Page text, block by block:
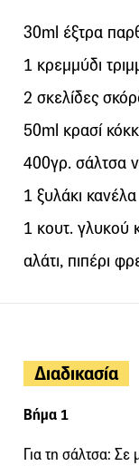
30ml έξτρα
1 κρεμμύδι
2 σκελίδες
50ml κρασί
400γρ. σάλτσα
1 ξυλάκι κανέλα
1 κουτ. γλυκού
αλάτι, πιπέρι
Διαδικασία
Βήμα 1
Για τη σάλτσα: Σε